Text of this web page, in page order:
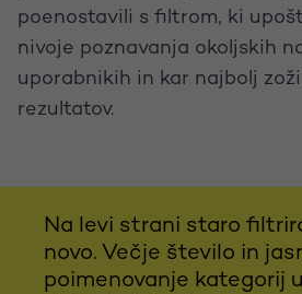
poenostavili s filtrom, ki
nivoje poznavanja okoljskih
uporabnikih in kar najbolj
rezultatov.
Na levi strani staro
novo. Večje število in
poimenovanje kategorij